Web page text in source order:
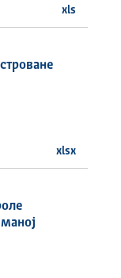
законом.
фармацеутске
прописа,
међународној
xls
xlsx